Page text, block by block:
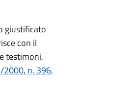
giustificato
con il
testimoni,
2000, n. 396,